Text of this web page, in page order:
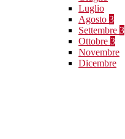
Luglio
Agosto 3
Settembre 3
Ottobre 3
Novembre
Dicembre